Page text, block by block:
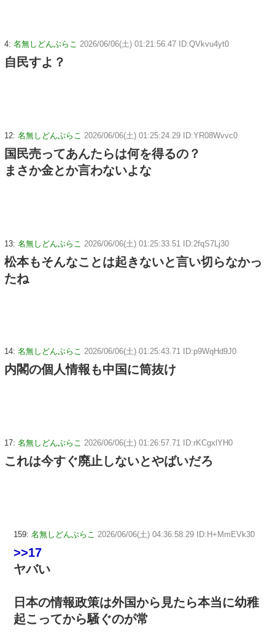
4: 名無しどんぶらこ 2026/06/06(土) 01:21:56.47 ID:QVkvu4yt0
自民すよ？
12: 名無しどんぶらこ 2026/06/06(土) 01:25:24.29 ID:YR08Wvvc0
国民売ってあんたらは何を得るの？
まさか金とか言わないよな
13: 名無しどんぶらこ 2026/06/06(土) 01:25:33.51 ID:2fqS7Lj30
松本もそんなことは起きないと言い切らなかっ
たね
14: 名無しどんぶらこ 2026/06/06(土) 01:25:43.71 ID:p9WqHd9J0
内閣の個人情報も中国に筒抜け
17: 名無しどんぶらこ 2026/06/06(土) 01:26:57.71 ID:rKCgxlYH0
これは今すぐ廃止しないとやばいだろ
159: 名無しどんぶらこ 2026/06/06(土) 04:36:58.29 ID:H+MmEVk30
>>17
ヤバい
日本の情報政策は外国から見たら本当に幼稚
起こってから騒ぐのが常